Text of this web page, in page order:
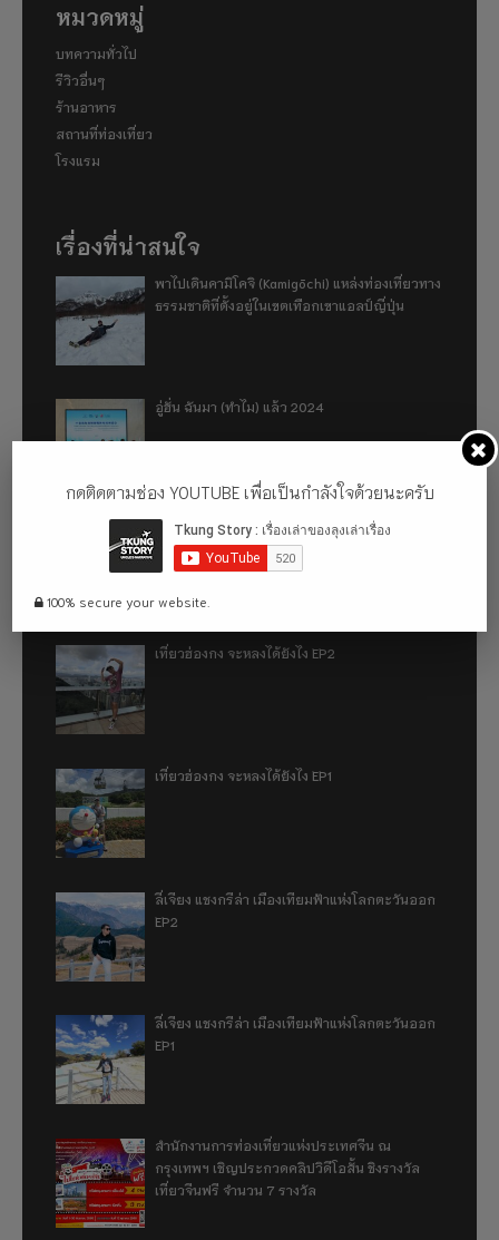
หมวดหมู่
บทความทั่วไป
รีวิวอื่นๆ
ร้านอาหาร
สถานที่ท่องเที่ยว
โรงแรม
เรื่องที่น่าสนใจ
พาไปเดินคามิโคจิ (Kamigōchi) แหล่งท่องเที่ยวทาง
ธรรมชาติที่ตั้งอยู่ในเขตเทือกเขาแอลป์ญี่ปุ่น
อู่ฮั่น ฉันมา (ทำไม) แล้ว 2024
รีวิว 1 ปีกับการใช้รถไฟฟ้า ora good cat ultra
500km
เที่ยวฮ่องกง จะหลงได้ยังไง EP2
เที่ยวฮ่องกง จะหลงได้ยังไง EP1
ลี่เจียง แชงกรีล่า เมืองเทียมฟ้าแห่งโลกตะวันออก
EP2
ลี่เจียง แชงกรีล่า เมืองเทียมฟ้าแห่งโลกตะวันออก
EP1
สำนักงานการท่องเที่ยวแห่งประเทศจีน ณ
กรุงเทพฯ เชิญประกวดคลิปวิดีโอสั้น ชิงรางวัล
เที่ยวจีนฟรี จำนวน 7 รางวัล
กดติดตามช่อง YOUTUBE เพื่อเป็นกำลังใจด้วยนะครับ
100% secure your website.